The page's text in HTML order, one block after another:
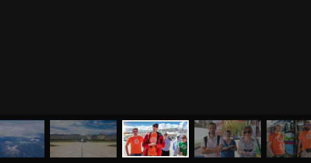
ЙОГА СЕМИНАРЫ МЕНЮ О НАС МАГАЗИН